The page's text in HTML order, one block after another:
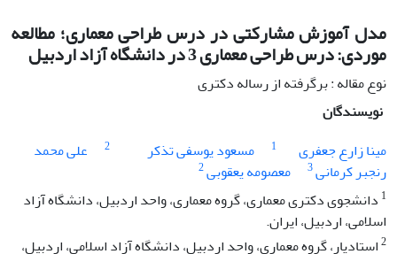
مدل آموزش مشارکتی در درس طراحی معماری؛ مطالعه
موردی: درس طراحی معماری 3 در دانشگاه آزاد اردبیل
نوع مقاله : برگرفته از رساله دکتری
نویسندگان
مینا زارع جعفری
1 مسعود یوسفی تذکر 2
علی محمد
رنجبر کرمانی3 معصومه یعقوبی2
1 دانشجوی دکتری معماری، گروه معماری، واحد اردبیل، دانشگاه آزاد
اسلامی، اردبیل، ایران.
2استادیار، گروه معماری، واحد اردبیل، دانشگاه آزاد اسلامی، اردبیل،